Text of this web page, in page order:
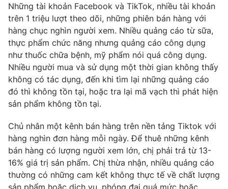
THỜI BÁO VTV
Theo dõi báo trên
Cơ quan chủ quản: Đài Truyền hình Việt Nam
Cơ quan báo chí:Thời báo VTV
cấp ngày 29/12/2023
Tổng Biên tập:Vũ Thanh Thủy
Phó Tổng Biên tập:Nguyễn Thị Mỹ Hạnh, Phạm Quốc Thắng,
Nguyễn Trọng Ninh
Tổng đài VTV:024.38 355 931 - 024.38 355 932
Những tài khoản Facebook và TikTok, nhiều tài khoản
trên 1 triệu lượt theo dõi, những phiên bán hàng với
hàng chục nghìn người xem. Nhiều quảng cáo từ sữa,
thực phẩm chức năng nhưng quảng cáo công dụng
như thuốc chữa bệnh, mỹ phẩm nói quá công dụng.
Nhiều người mua và sử dụng một thời gian không thấy
không có tác dụng, đến khi tìm lại những quảng cáo
đó thì không tồn tại, hoặc tra lại mã vạch thì phát hiện
sản phẩm không tồn tại.
Chủ nhân một kênh bán hàng trên nền tảng Tiktok với
hàng nghìn đơn hàng mỗi ngày. Để thuê những kênh
bán hàng có lượng người xem lớn, chị phải trả từ 13-
16% giá trị sản phẩm. Chị thừa nhận, nhiều quảng cáo
thường có những cam kết không thực tế về chất lượng
sản phẩm hoặc dịch vụ, phóng đại quá mức hoặc